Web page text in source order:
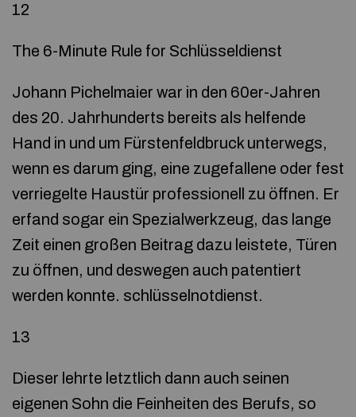
12
The 6-Minute Rule for Schlüsseldienst
Johann Pichelmaier war in den 60er-Jahren
des 20. Jahrhunderts bereits als helfende
Hand in und um Fürstenfeldbruck unterwegs,
wenn es darum ging, eine zugefallene oder fest
verriegelte Haustür professionell zu öffnen. Er
erfand sogar ein Spezialwerkzeug, das lange
Zeit einen großen Beitrag dazu leistete, Türen
zu öffnen, und deswegen auch patentiert
werden konnte. schlüsselnotdienst.
13
Dieser lehrte letztlich dann auch seinen
eigenen Sohn die Feinheiten des Berufs, so